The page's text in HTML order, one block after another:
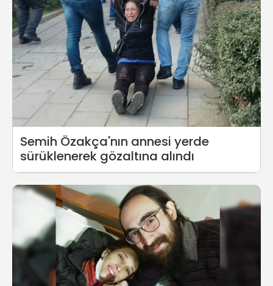
Semih Özakça'nın annesi yerde
sürüklenerek gözaltına alındı